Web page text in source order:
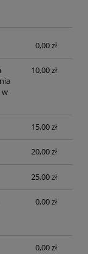
0,00 zł
w
10,00 zł
15,00 zł
20,00 zł
25,00 zł
0,00 zł
0,00 zł